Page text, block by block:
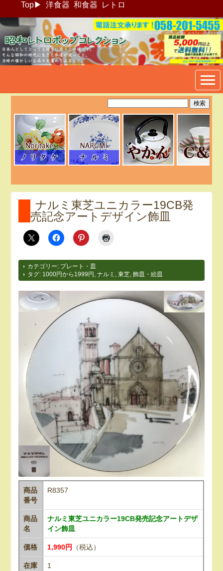
Top▶ 洋食器 和食器 レトロ
昭和レトロポップ食器生活雑
貨通販＠フリマート
ナルミ東芝ユニカラー19CB発
売記念アートデザイン飾皿
カテゴリー: プレート・皿
タグ: 1000円から1999円 ,ナルミ ,東芝 ,飾皿・絵皿
商品
番号
R8357
商品
名
ナルミ東芝ユニカラー19CB発売記念アートデザ
イン飾皿
価格 1,990円 （税込）
在庫
1